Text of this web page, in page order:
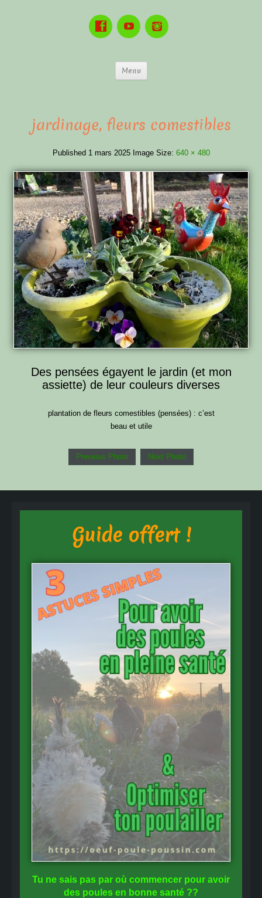
Menu
jardinage, fleurs comestibles
Published 1 mars 2025 Image Size: 640 × 480
Des pensées égayent le jardin (et mon
assiette) de leur couleurs diverses
plantation de fleurs comestibles (pensées) : c’est
beau et utile
Previous Photo Next Photo
Guide offert !
Tu ne sais pas par où commencer pour avoir
des poules en bonne santé ??